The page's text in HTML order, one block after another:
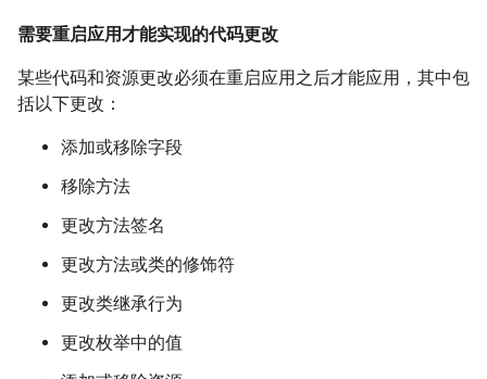
需要重启应用才能实现的代码更改
某些代码和资源更改必须在重启应用之后才能应用，其中包
括以下更改：
添加或移除字段
移除方法
更改方法签名
更改方法或类的修饰符
更改类继承行为
更改枚举中的值